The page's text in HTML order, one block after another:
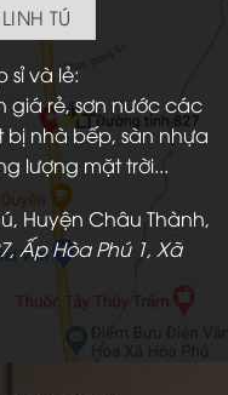
TÚ
và lẻ:
rẻ, sơn nước các
bị nhà bếp, sàn nhựa
lượng mặt trời...
Huyện Châu Thành,
Ấp Hòa Phú 1, Xã